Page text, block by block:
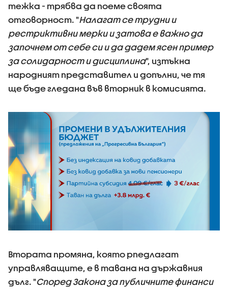
тежка - трябва да поеме своята
отговорност. "Налагат се трудни и
рестриктивни мерки и затова е важно да
започнем от себе си и да дадем ясен пример
за солидарност и дисциплина", изтъкна
народният представител и допълни, че тя
ще бъде гледана във вторник в комисията.
Втората промяна, която рпедлагат
управляващите, е в тавана на държавния
дълг. "Според Закона за публичните финанси